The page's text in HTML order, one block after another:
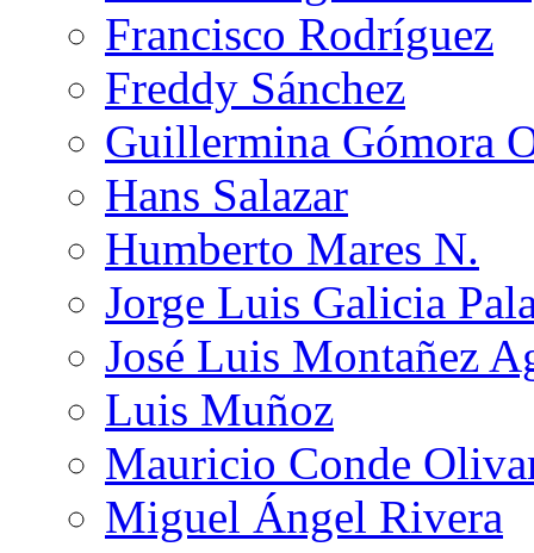
Francisco Rodríguez
Freddy Sánchez
Guillermina Gómora
Hans Salazar
Humberto Mares N.
Jorge Luis Galicia
José Luis Montañez
Luis Muñoz
Mauricio Conde
Miguel Ángel Rivera